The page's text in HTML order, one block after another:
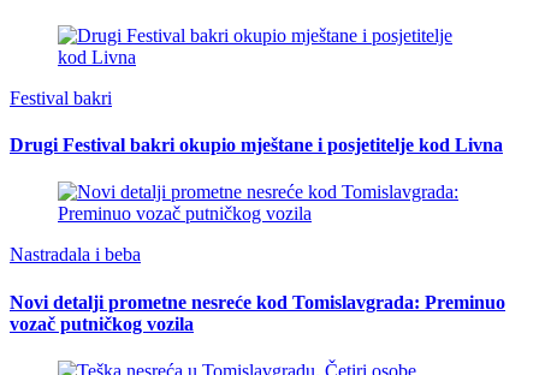
Festival bakri
Drugi Festival bakri okupio mještane i posjetitelje kod Livna
Nastradala i beba
Novi detalji prometne nesreće kod Tomislavgrada: Preminuo
vozač putničkog vozila